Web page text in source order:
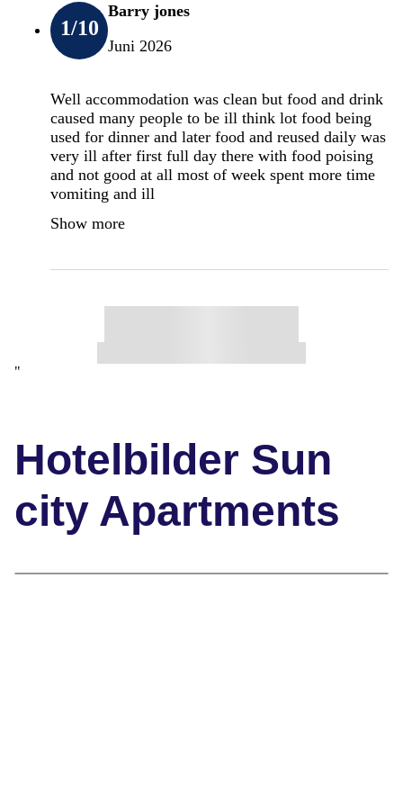
1/10
Barry jones
Juni 2026
Well accommodation was clean but food and drink
caused many people to be ill think lot food being
used for dinner and later food and reused daily was
very ill after first full day there with food poising
and not good at all most of week spent more time
vomiting and ill
Show more
"
Hotelbilder Sun
city Apartments